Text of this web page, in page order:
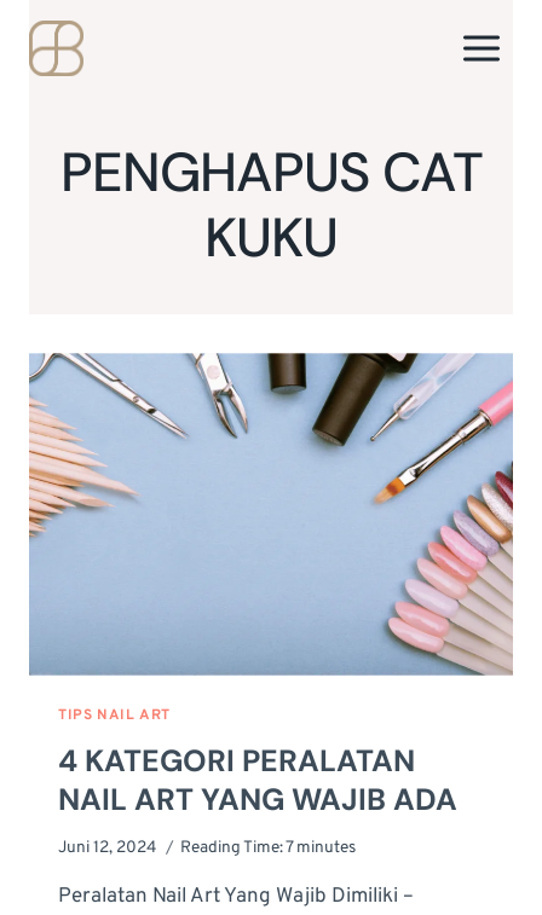
content
PENGHAPUS CAT
KUKU
TIPS NAIL ART
4 KATEGORI PERALATAN
NAIL ART YANG WAJIB ADA
Juni 12, 2024 Reading Time:7minutes
Peralatan Nail Art Yang Wajib Dimiliki –